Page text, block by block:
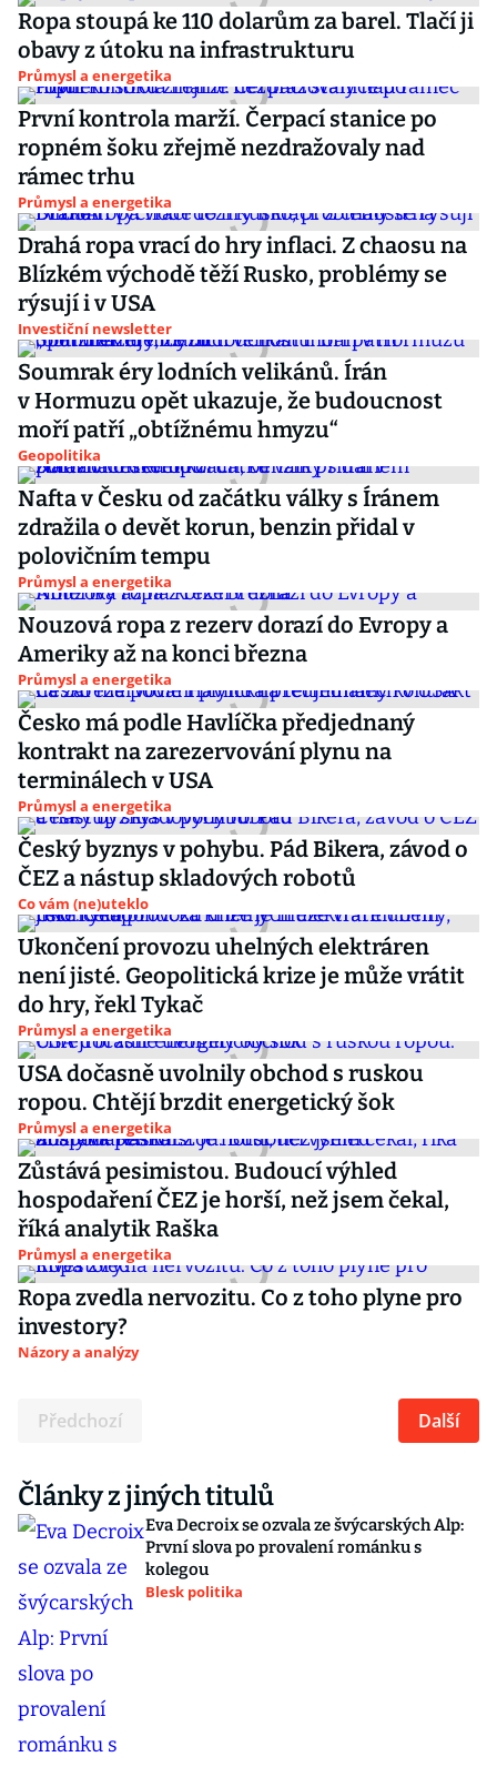
Ropa stoupá ke 110 dolarům za barel. Tlačí ji
obavy z útoku na infrastrukturu
Průmysl a energetika
První kontrola marží. Čerpací stanice po
ropném šoku zřejmě nezdražovaly nad
rámec trhu
Průmysl a energetika
Drahá ropa vrací do hry inflaci. Z chaosu na
Blízkém východě těží Rusko, problémy se
rýsují i v USA
Investiční newsletter
Soumrak éry lodních velikánů. Írán
v Hormuzu opět ukazuje, že budoucnost
moří patří „obtížnému hmyzu“
Geopolitika
Nafta v Česku od začátku války s Íránem
zdražila o devět korun, benzin přidal v
polovičním tempu
Průmysl a energetika
Nouzová ropa z rezerv dorazí do Evropy a
Ameriky až na konci března
Průmysl a energetika
Česko má podle Havlíčka předjednaný
kontrakt na zarezervování plynu na
terminálech v USA
Průmysl a energetika
Český byznys v pohybu. Pád Bikera, závod o
ČEZ a nástup skladových robotů
Co vám (ne)uteklo
Ukončení provozu uhelných elektráren
není jisté. Geopolitická krize je může vrátit
do hry, řekl Tykač
Průmysl a energetika
USA dočasně uvolnily obchod s ruskou
ropou. Chtějí brzdit energetický šok
Průmysl a energetika
Zůstává pesimistou. Budoucí výhled
hospodaření ČEZ je horší, než jsem čekal,
říká analytik Raška
Průmysl a energetika
Ropa zvedla nervozitu. Co z toho plyne pro
investory?
Názory a analýzy
Předchozí Další
Články z jiných titulů
Eva Decroix se ozvala ze švýcarských Alp:
První slova po provalení románku s
kolegou
Blesk politika